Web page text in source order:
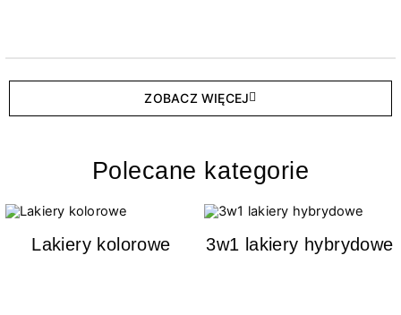
ZOBACZ WIĘCEJ
Polecane kategorie
Lakiery kolorowe 3w1 lakiery hybrydowe